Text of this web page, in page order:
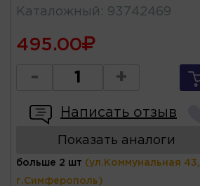
Каталожный : 93742469
495.00
- +
Написать отзыв
Показать аналоги
больше 2 шт (ул.Коммунальная 43,
г.Симферополь)